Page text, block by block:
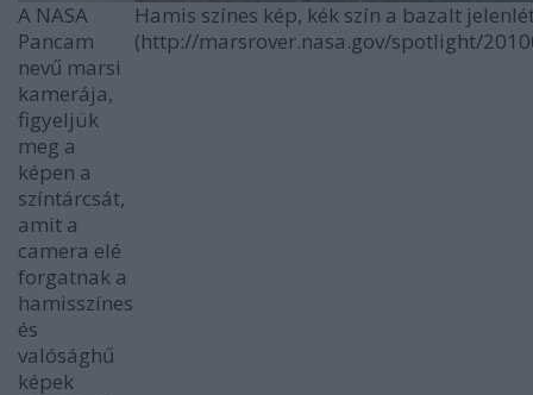
A NASA
Pancam
nevű marsi
kamerája,
figyeljük
meg a
képen a
színtárcsát,
amit a
camera elé
forgatnak a
hamisszínes
és
valósághű
képek
Hamis színes kép, kék szín a bazalt
(http://marsrover.nasa.gov/spotlight/